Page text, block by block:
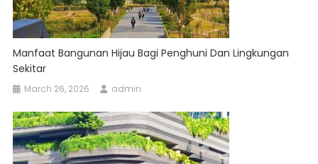
Manfaat Bangunan Hijau Bagi Penghuni Dan Lingkungan
Sekitar
March 26, 2026 admin